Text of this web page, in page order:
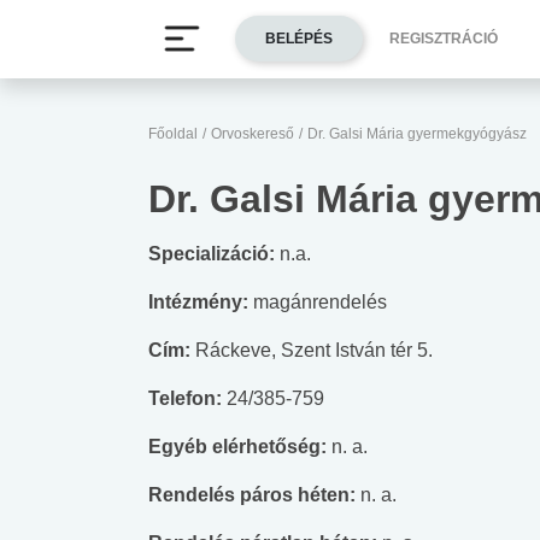
Főoldal / Orvoskereső / Dr. Galsi Mária gyermekgyógyász
Dr. Galsi Mária
Specializáció: n.a.
Intézmény: magánrendelés
Cím: Ráckeve, Szent István tér 5.
Telefon: 24/385-759
Egyéb elérhetőség: n. a.
Rendelés páros héten: n. a.
BELÉPÉS REGISZTRÁCIÓ